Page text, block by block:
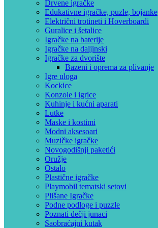
Drvene igračke
Edukativne igračke, puzle, bojanke
Električni trotineti i Hoverboardi
Guralice i šetalice
Igračke na baterije
Igračke na daljinski
‎Igračke za dvorište
Bazeni i oprema za plivanje
Igre uloga
Kockice
Konzole i igrice
Kuhinje i kućni aparati
Lutke
Maske i kostimi
Modni aksesoari
Muzičke igračke
Novogodišnji paketići
Oružje
Ostalo
Plastične igračke
Playmobil tematski setovi
Plišane Igračke
Podne podloge i puzzle
Poznati dečji junaci
Saobraćajni kutak